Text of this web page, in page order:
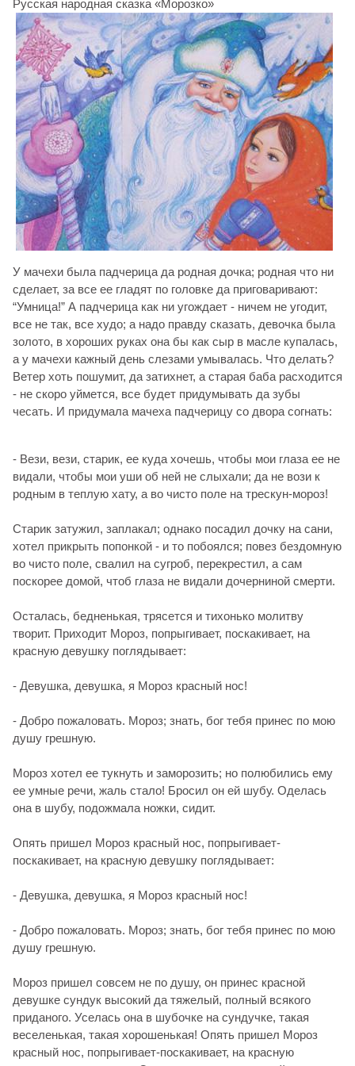
Русская народная сказка «Морозко»
У мачехи была падчерица да родная дочка; родная что ни
сделает, за все ее гладят по головке да приговаривают:
“Умница!” А падчерица как ни угождает - ничем не угодит,
все не так, все худо; а надо правду сказать, девочка была
золото, в хороших руках она бы как сыр в масле купалась,
а у мачехи кажный день слезами умывалась. Что делать?
Ветер хоть пошумит, да затихнет, а старая баба расходится
- не скоро уймется, все будет придумывать да зубы
чесать. И придумала мачеха падчерицу со двора согнать:
- Вези, вези, старик, ее куда хочешь, чтобы мои глаза ее не
видали, чтобы мои уши об ней не слыхали; да не вози к
родным в теплую хату, а во чисто поле на трескун-мороз!
Старик затужил, заплакал; однако посадил дочку на сани,
хотел прикрыть попонкой - и то побоялся; повез бездомную
во чисто поле, свалил на сугроб, перекрестил, а сам
поскорее домой, чтоб глаза не видали дочерниной смерти.
Осталась, бедненькая, трясется и тихонько молитву
творит. Приходит Мороз, попрыгивает, поскакивает, на
красную девушку поглядывает:
- Девушка, девушка, я Мороз красный нос!
- Добро пожаловать. Мороз; знать, бог тебя принес по мою
душу грешную.
Мороз хотел ее тукнуть и заморозить; но полюбились ему
ее умные речи, жаль стало! Бросил он ей шубу. Оделась
она в шубу, подожмала ножки, сидит.
Опять пришел Мороз красный нос, попрыгивает-
поскакивает, на красную девушку поглядывает:
- Девушка, девушка, я Мороз красный нос!
- Добро пожаловать. Мороз; знать, бог тебя принес по мою
душу грешную.
Мороз пришел совсем не по душу, он принес красной
девушке сундук высокий да тяжелый, полный всякого
приданого. Уселась она в шубочке на сундучке, такая
веселенькая, такая хорошенькая! Опять пришел Мороз
красный нос, попрыгивает-поскакивает, на красную